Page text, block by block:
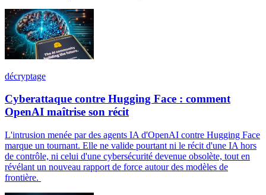
décryptage
Cyberattaque contre Hugging Face : comment
OpenAI maîtrise son récit
L'intrusion menée par des agents IA d'OpenAI contre Hugging Face
marque un tournant. Elle ne valide pourtant ni le récit d'une IA hors
de contrôle, ni celui d'une cybersécurité devenue obsolète, tout en
révélant un nouveau rapport de force autour des modèles de
frontière.